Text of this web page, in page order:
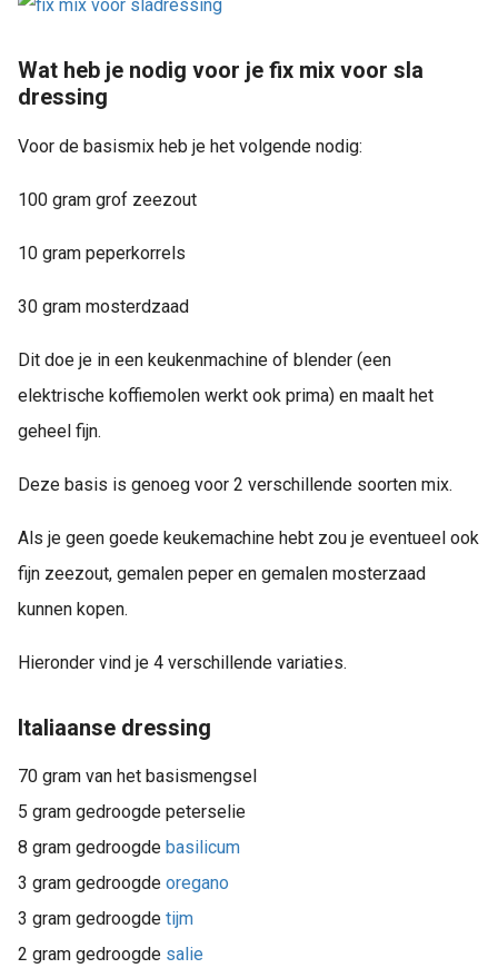
Wat heb je nodig voor je fix mix voor sla
dressing
Voor de basismix heb je het volgende nodig:
100 gram grof zeezout
10 gram peperkorrels
30 gram mosterdzaad
Dit doe je in een keukenmachine of blender (een
elektrische koffiemolen werkt ook prima) en maalt het
geheel fijn.
Deze basis is genoeg voor 2 verschillende soorten mix.
Als je geen goede keukemachine hebt zou je eventueel ook
fijn zeezout, gemalen peper en gemalen mosterzaad
kunnen kopen.
Hieronder vind je 4 verschillende variaties.
Italiaanse dressing
70 gram van het basismengsel
5 gram gedroogde peterselie
8 gram gedroogde basilicum
3 gram gedroogde oregano
3 gram gedroogde tijm
2 gram gedroogde salie